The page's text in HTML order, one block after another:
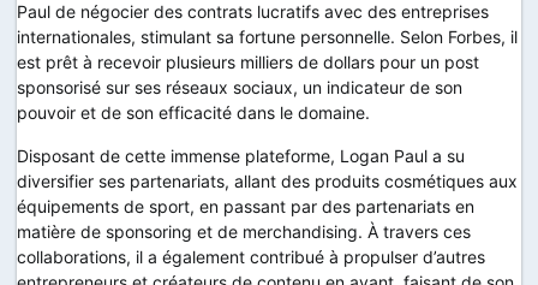
Paul de négocier des contrats lucratifs avec des entreprises
internationales, stimulant sa fortune personnelle. Selon Forbes, il
est prêt à recevoir plusieurs milliers de dollars pour un post
sponsorisé sur ses réseaux sociaux, un indicateur de son
pouvoir et de son efficacité dans le domaine.
Disposant de cette immense plateforme, Logan Paul a su
diversifier ses partenariats, allant des produits cosmétiques aux
équipements de sport, en passant par des partenariats en
matière de sponsoring et de merchandising. À travers ces
collaborations, il a également contribué à propulser d’autres